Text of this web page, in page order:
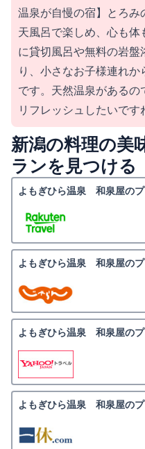
温泉が自慢の宿】とろみ
天風呂で楽しめ、心も体
に貸切風呂や無料の岩盤
り、小さなお子様連れ
です。天然温泉があるの
リフレッシュしたいです
新潟の料理の美
ランを見つける
よもぎひら温泉 和泉屋のプ
よもぎひら温泉 和泉屋のプ
よもぎひら温泉 和泉屋のプ
よもぎひら温泉 和泉屋のプ